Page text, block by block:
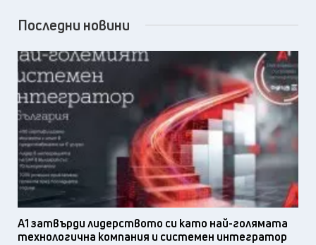
Последни новини
А1 затвърди лидерството си като най-голямата
технологична компания и системен интегратор